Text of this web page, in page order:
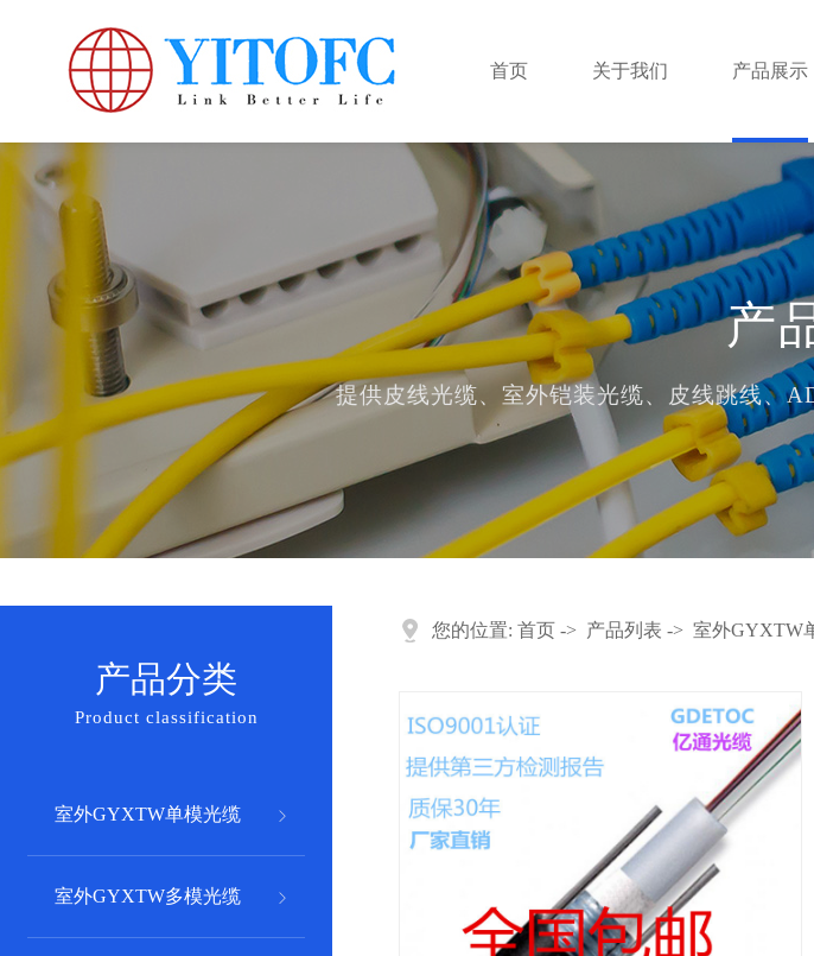
首页 关于我们
关于亿通
广东亿通光缆有限公司是皮线光缆、室外铠装光缆、皮线跳线、ADSS电力光缆、OPGW电力光
业生产加工的公司，拥有完整、科学的质量管理体系。广东亿通光缆有限公司的诚信、实力和产
可。欢迎各界朋友莅临参观、指导和业务洽谈。
企业简介 发货现场
荣誉资质
产品展示
GYXTW-4B1
GYXTW-
GYXTW-
GYXTW-
室外GYXTW多模光缆
室外GYTA单模光缆
室外GYTA多模光缆
GYTA53室外单模光缆
新闻资讯
实时了解公司近况及光缆服务行业风向
公司动态 行业资讯 常见问题
联系我们
欢迎与我们取得联系，我们将竭诚为你服务
联系方式 在线留言
产
提供皮线光缆、室外铠装光缆、皮线跳线、
产品分类
Product classification
室外GYXTW单模光缆 GYXTW-4B1
室外GYXTW多模光缆
您的位置: 首页 -> 产品列表 -> 室外GYXTW